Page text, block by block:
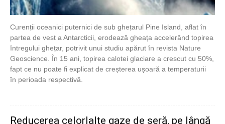
Curenții oceanici puternici de sub ghețarul Pine Island, aflat în
partea de vest a Antarcticii, erodează gheața accelerând topirea
întregului ghețar, potrivit unui studiu apărut în revista Nature
Geoscience. În 15 ani, topirea calotei glaciare a crescut cu 50%,
fapt ce nu poate fi explicat de creșterea ușoară a temperaturii
în perioada respectivă.
Reducerea celorlalte gaze de seră, pe lângă